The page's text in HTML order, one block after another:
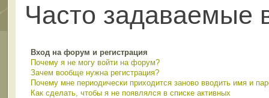
Часто задаваемые
Вход на форум и регистрация
Почему я не могу войти на форум?
Зачем вообще нужна регистрация?
Почему мне периодически приходится заново вводить имя и
Как сделать, чтобы я не появлялся в списке активных